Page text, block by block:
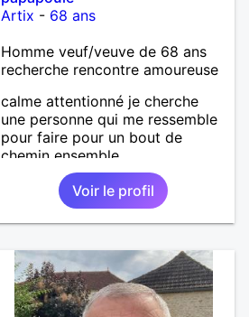
Artix - 68 ans
Homme veuf/veuve de 68 ans
recherche rencontre amoureuse
calme attentionné je cherche
une personne qui me ressemble
pour faire pour un bout de
chemin ensemble
Voir le profil